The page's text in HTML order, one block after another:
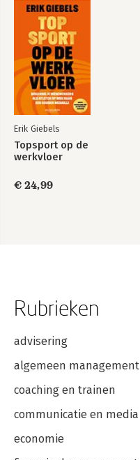
Erik Giebels
Topsport op de
werkvloer
€ 24,99
Rubrieken
advisering
algemeen management
coaching en trainen
communicatie en media
economie